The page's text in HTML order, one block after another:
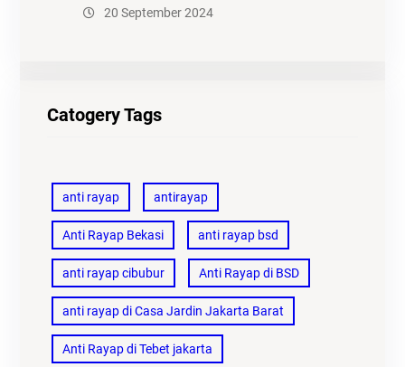
20 September 2024
Catogery Tags
anti rayap antirayap
Anti Rayap Bekasi anti rayap bsd
anti rayap cibubur Anti Rayap di BSD
anti rayap di Casa Jardin Jakarta Barat
Anti Rayap di Tebet jakarta